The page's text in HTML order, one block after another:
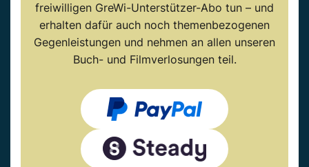
freiwilligen GreWi-Unterstützer-Abo tun – und
erhalten dafür auch noch themenbezogenen
Gegenleistungen und nehmen an allen unseren
Buch- und Filmverlosungen teil.